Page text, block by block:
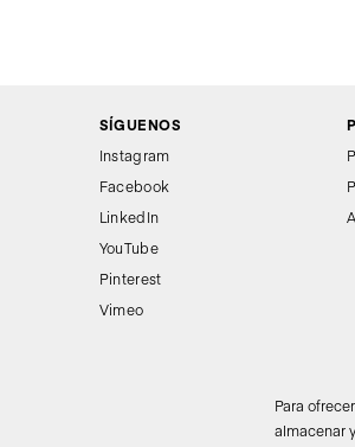
Para
almacenar
SÍGUENOS
Instagram
Facebook
LinkedIn
YouTube
Pinterest
Vimeo